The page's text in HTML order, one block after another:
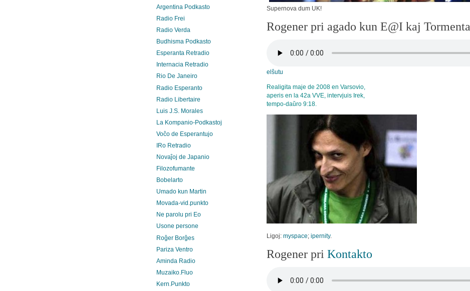
Supernova dum UK!
Rogener pri agado kun E@I kaj Tormenta
elŝutu
Realigita maje de 2008 en Varsovio,
aperis en la 42a VVE, intervjuis Irek,
tempo-daŭro 9:18.
Ligoj: myspace; ipernity.
Rogener pri Kontakto
Argentina Podkasto
Radio Frei
Radio Verda
Budhisma Podkasto
Esperanta Retradio
Internacia Retradio
Rio De Janeiro
Radio Esperanto
Radio Libertaire
Luis J.S. Morales
La Kompanio-Podkastoj
Voĉo de Esperantujo
IRo Retradio
Novaĵoj de Japanio
Filozofumante
Bobelarto
Umado kun Martin
Movada-vid.punkto
Ne parolu pri Eo
Usone persone
Roĝer Borĝes
Pariza Ventro
Aminda Radio
Muzaiko.Fluo
Kern.Punkto